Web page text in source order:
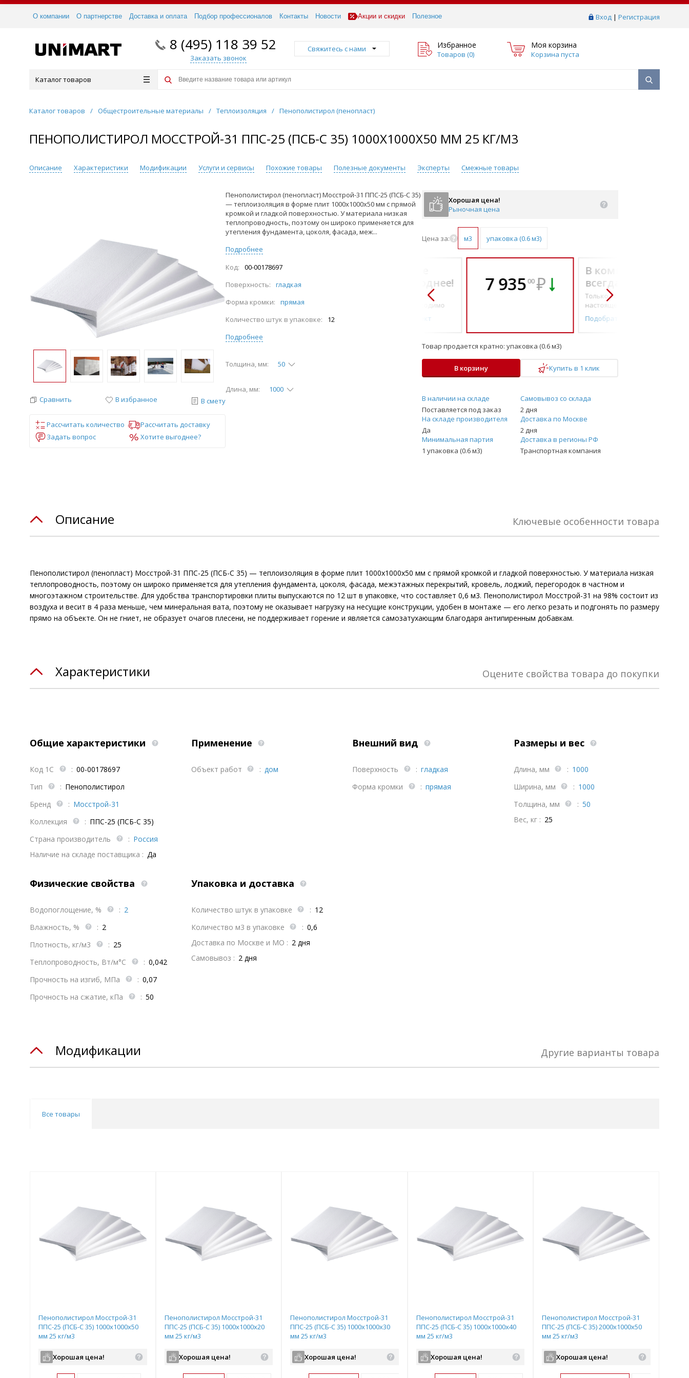
Вход | Регистрация
О компании О партнерстве Доставка и оплата Подбор профессионалов Контакты Новости Акции и скидки Полезное
8 (495) 118 39 52
Заказать звонок
Свяжитесь с нами Избранное
Товаров (0)
Моя корзина
Корзина пуста
Каталог товаров
Каталог товаров / Общестроительные материалы / Теплоизоляция / Пенополистирол (пенопласт)
ПЕНОПОЛИСТИРОЛ МОССТРОЙ-31 ППС-25 (ПСБ-С 35) 1000Х1000Х50 ММ 25 КГ/М3
Описание Характеристики Модификации Услуги и сервисы Похожие товары Полезные документы Эксперты Смежные товары
Сравнить В избранное В смету
Рассчитать количество
Рассчитать доставку
Задать вопрос
Хотите выгоднее?
Пенополистирол (пенопласт) Мосстрой-31 ППС-25 (ПСБ-С 35)
— теплоизоляция в форме плит 1000х1000х50 мм с прямой
кромкой и гладкой поверхностью. У материала низкая
теплопроводность, поэтому он широко применяется для
утепления фундамента, цоколя, фасада, меж...
Подробнее
Код:
00-00178697
Поверхность:
гладкая
Форма кромки:
прямая
Количество штук в упаковке:
12
Подробнее
Длина, мм: 1000
Толщина, мм: 50
Хорошая цена!
Рыночная цена
Цена за: м3 упаковка (0.6 м3)
всегда выгоднее!
настоящему необходимо
Подобрать комплект
7 93500 ₽
В комплекте
всегда выгоднее!
Только то, что по-
настоящему необходимо
Подобрать комплект
Товар продается кратно: упаковка (0.6 м3)
В корзину Купить в 1 клик
В наличии на складе
Поставляется под заказ
Самовывоз со склада
2 дня
На складе производителя
Да
Доставка по Москве
2 дня
Минимальная партия
1 упаковка (0.6 м3)
Доставка в регионы РФ
Транспортная компания
Ключевые особенности товара
Описание
Пенополистирол (пенопласт) Мосстрой-31 ППС-25 (ПСБ-С 35) — теплоизоляция в форме плит 1000х1000х50 мм с прямой кромкой и гладкой поверхностью. У материала низкая
теплопроводность, поэтому он широко применяется для утепления фундамента, цоколя, фасада, межэтажных перекрытий, кровель, лоджий, перегородок в частном и
многоэтажном строительстве. Для удобства транспортировки плиты выпускаются по 12 шт в упаковке, что составляет 0,6 м3. Пенополистирол Мосстрой-31 на 98% состоит из
воздуха и весит в 4 раза меньше, чем минеральная вата, поэтому не оказывает нагрузку на несущие конструкции, удобен в монтаже — его легко резать и подгонять по размеру
прямо на объекте. Он не гниет, не образует очагов плесени, не поддерживает горение и является самозатухающим благодаря антипиренным добавкам.
Оцените свойства товара до покупки
Характеристики
Общие характеристики
Код 1С : 00-00178697
Тип
: Пенополистирол
Бренд
: Мосстрой-31
Коллекция
: ППС-25 (ПСБ-С 35)
Страна производитель
: Россия
Наличие на складе поставщика : Да
Применение
Объект работ : дом
Внешний вид
Поверхность : гладкая
Форма кромки
: прямая
Размеры и вес
Длина, мм : 1000
Ширина, мм
: 1000
Толщина, мм
: 50
Вес, кг : 25
Физические свойства
Водопоглощение, % : 2
Влажность, %
: 2
Плотность, кг/м3
: 25
Теплопроводность, Вт/м°С
: 0,042
Прочность на изгиб, МПа
: 0,07
Прочность на сжатие, кПа
: 50
Упаковка и доставка
Количество штук в упаковке : 12
Количество м3 в упаковке
: 0,6
Доставка по Москве и МО : 2 дня
Самовывоз : 2 дня
Другие варианты товара
Модификации
Все товары
Пенополистирол Мосстрой-31
ППС-25 (ПСБ-С 35) 1000х1000х50
мм 25 кг/м3
Хорошая цена!
Пенополистирол Мосстрой-31
ППС-25 (ПСБ-С 35) 1000х1000х20
мм 25 кг/м3
Хорошая цена!
Пенополистирол Мосстрой-31
ППС-25 (ПСБ-С 35) 1000х1000х30
мм 25 кг/м3
Хорошая цена!
Пенополистирол Мосстрой-31
ППС-25 (ПСБ-С 35) 1000х1000х40
мм 25 кг/м3
Хорошая цена!
Пенополистирол Мосстрой-31
ППС-25 (ПСБ-С 35) 2000х1000х50
мм 25 кг/м3
Хорошая цена!